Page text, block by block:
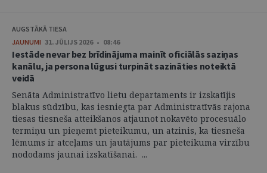
AUGSTĀKĀ TIESA
JAUNUMI 31. JŪLIJS 2026 • 08:46
Iestāde nevar bez brīdinājuma mainīt oficiālās saziņas
kanālu, ja persona lūgusi turpināt sazināties noteiktā
veidā
Senāta Administratīvo lietu departaments ir izskatījis
blakus sūdzību, kas iesniegta par Administratīvās rajona
tiesas tiesneša atteikšanos atjaunot nokavēto procesuālo
termiņu un pieņemt pieteikumu, un atzinis, ka tiesneša
lēmums ir atceļams un jautājums par pieteikuma virzību
nododams jaunai izskatīšanai. ...